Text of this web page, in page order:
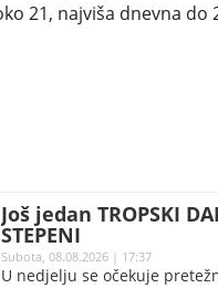
21, najviša dnevna do
Još jedan TROPSKI
STEPENI
Subota, 08.08.2026 | 17:37
U nedjelju se očekuje